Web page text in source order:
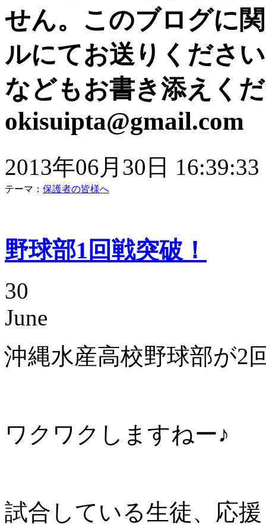
せん。このブログに
ルにてお送りくださ
などもお書き添えく
okisuipta@gmail.com
2013年06月30日 16:39:33
テーマ： 保護者の皆様へ
野球部1回戦突破！
30
June
沖縄水産高校野球部が2
ワクワクしますねー♪
試合している生徒、応